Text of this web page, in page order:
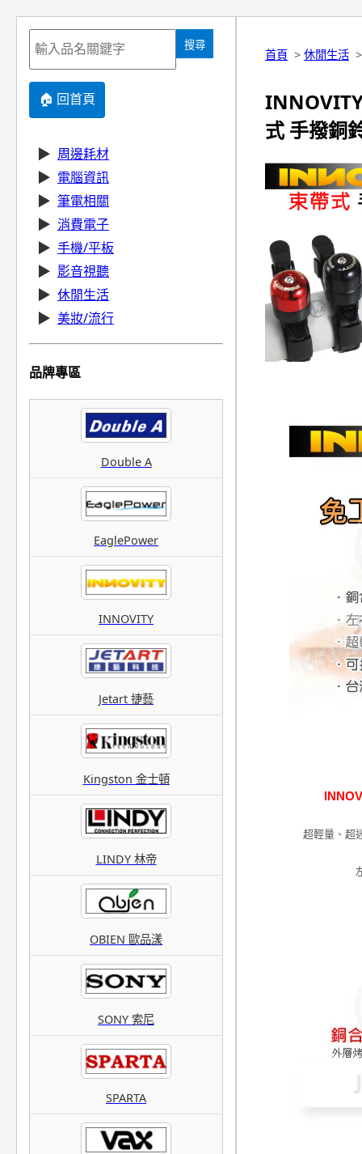
搜尋
🏠 回首頁
▶ 周邊耗材
▶ 電腦資訊
▶ 筆電相關
▶ 消費電子
▶ 手機/平板
▶ 影音視聽
▶ 休閒生活
▶ 美妝/流行
品牌專區
Double A
EaglePower
INNOVITY
Jetart 捷藝
Kingston 金士頓
LINDY 林帝
OBIEN 歐品漾
SONY 索尼
SPARTA
首頁 > 休閒生活
式 手撥銅
超輕量、超